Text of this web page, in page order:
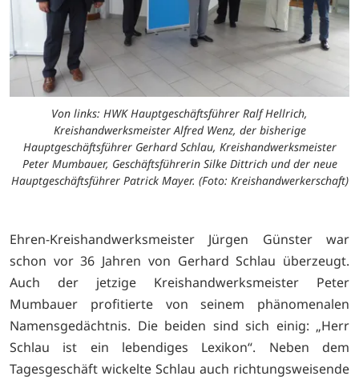
Von links: HWK Hauptgeschäftsführer Ralf Hellrich,
Kreishandwerksmeister Alfred Wenz, der bisherige
Hauptgeschäftsführer Gerhard Schlau, Kreishandwerksmeister
Peter Mumbauer, Geschäftsführerin Silke Dittrich und der neue
Hauptgeschäftsführer Patrick Mayer. (Foto: Kreishandwerkerschaft)
Ehren-Kreishandwerksmeister Jürgen Günster war
schon vor 36 Jahren von Gerhard Schlau überzeugt.
Auch der jetzige Kreishandwerksmeister Peter
Mumbauer profitierte von seinem phänomenalen
Namensgedächtnis. Die beiden sind sich einig: „Herr
Schlau ist ein lebendiges Lexikon“. Neben dem
Tagesgeschäft wickelte Schlau auch richtungsweisende